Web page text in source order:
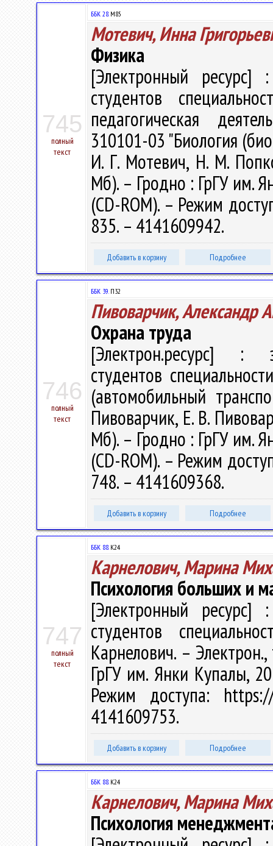
745
полный
текст
ББК 28.М85
Мотевич, Инна
Физика
[Электронный ресурс]
студентов
педагогическая
310101-03 "Биология
И. Г. Мотевич, Н. М.
Мб). – Гродно : ГрГУ им.
(CD-ROM). – Режим
835. – 4141609942.
Добавить в корзину Подробнее
746
полный
текст
ББК 39.П32
Пивоварчик, Александр
Охрана труда
[Электрон.ресурс] :
студентов
(автомобильный
Пивоварчик, Е. В.
Мб). – Гродно : ГрГУ им.
(CD-ROM). – Режим
748. – 4141609368.
Добавить в корзину Подробнее
747
полный
текст
ББК 88.К24
Карнелович, Марина
Психология больших и
[Электронный ресурс]
студентов
Карнелович. –
ГрГУ им. Янки Купалы,
Режим доступа:
4141609753.
Добавить в корзину Подробнее
ББК 88.К24
Карнелович, Марина
Психология